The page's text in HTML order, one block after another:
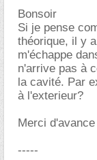
Bonsoir
Si je pense
théorique, il y
m'échappe
n'arrive pas à
la cavité. Par
à l'exterieur?
Merci d'avance
-----